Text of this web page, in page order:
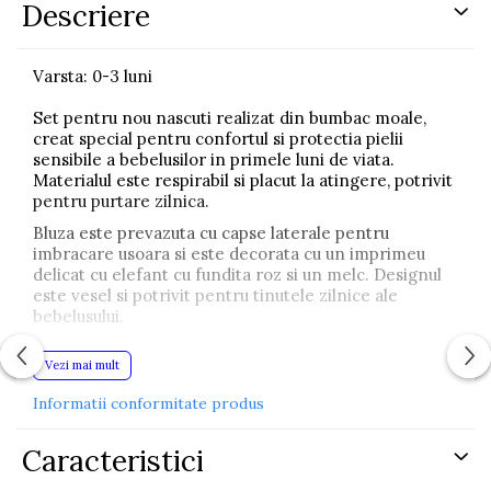
Descriere
Varsta: 0-3 luni
Set pentru nou nascuti realizat din bumbac moale,
creat special pentru confortul si protectia pielii
sensibile a bebelusilor in primele luni de viata.
Materialul este respirabil si placut la atingere, potrivit
pentru purtare zilnica.
Bluza este prevazuta cu capse laterale pentru
imbracare usoara si este decorata cu un imprimeu
delicat cu elefant cu fundita roz si un melc. Designul
este vesel si potrivit pentru tinutele zilnice ale
bebelusului.
Pantalonii sunt realizati din material cu imprimeu
floral si includ botosi integrati pentru a mentine
completat de o caciula alba cu floricele si o fundita
manusi roz.
Vezi mai mult
Informatii conformitate produs
Caracteristici